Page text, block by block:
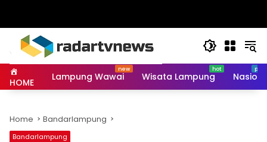
HOME Lampung Wawai Wisata Lampung
Home Bandarlampung
Bandarlampung